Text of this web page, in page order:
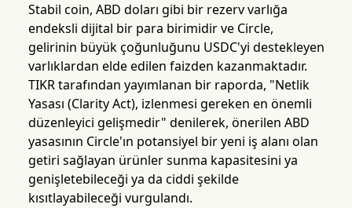
Stabil coin, ABD doları gibi bir rezerv varlığa
endeksli dijital bir para birimidir ve Circle,
gelirinin büyük çoğunluğunu USDC'yi destekleyen
varlıklardan elde edilen faizden kazanmaktadır.
TIKR tarafından yayımlanan bir raporda, "Netlik
Yasası (Clarity Act), izlenmesi gereken en önemli
düzenleyici gelişmedir" denilerek, önerilen ABD
yasasının Circle'ın potansiyel bir yeni iş alanı olan
getiri sağlayan ürünler sunma kapasitesini ya
genişletebileceği ya da ciddi şekilde
kısıtlayabileceği vurgulandı.